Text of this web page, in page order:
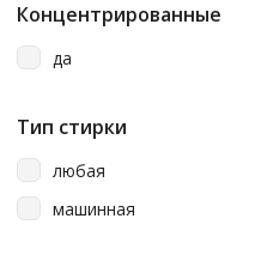
Концентрированные
да
Тип стирки
любая
машинная